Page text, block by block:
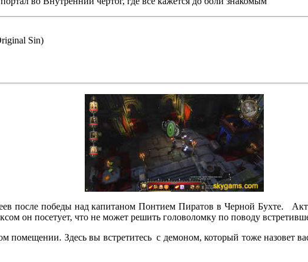
Sin)
после победы над капитаном Понтием Пиратов в Черной Бухте.
он посетует, что не может решить головоломку по поводу
помещении. Здесь вы встретитесь с демоном, который тоже назовет